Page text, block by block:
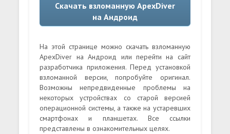
Скачать взломанную ApexDiver
на Андроид
На этой странице можно скачать взломанную
ApexDiver на Андроид или перейти на сайт
разработчика приложения. Перед установкой
взломанной версии, попробуйте оригинал.
Возможны непредвиденные проблемы на
некоторых устройствах со старой версией
операционной системы, а также на устаревших
смартфонах и планшетах. Все ссылки
представлены в ознакомительных целях.